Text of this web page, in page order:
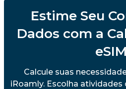
Estime Seu
Dados com a
eSIM
Calcule suas
iRoamly. Escolha atividades